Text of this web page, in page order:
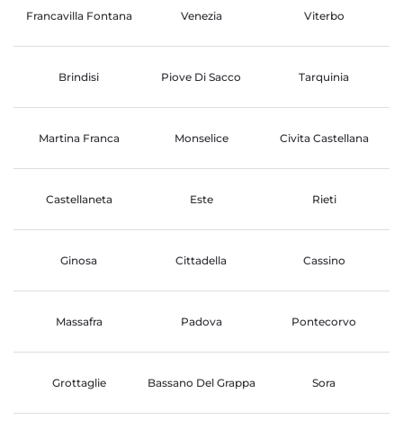
Francavilla Fontana Venezia Viterbo
Brindisi Piove Di Sacco Tarquinia
Martina Franca Monselice Civita Castellana
Castellaneta Este Rieti
Ginosa Cittadella Cassino
Massafra Padova Pontecorvo
Grottaglie Bassano Del Grappa Sora